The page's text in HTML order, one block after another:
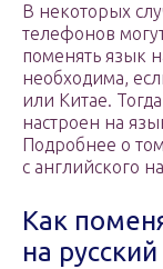
В некоторых
телефонов
поменять язык
необходима,
или Китае.
настроен на
Подробнее о
с английского
Как
на